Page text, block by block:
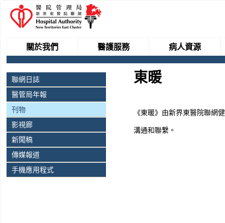
關於我們 醫護服務 病人資源
聯網日誌
醫管局年報
刊物
影視廊
新聞稿
傳媒報道
手機應用程式
東暖
《東暖》由新界東醫院聯網
溝通和聯繫。